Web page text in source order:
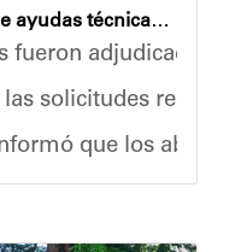
IAMPAM realizó entrega de ayudas técnicas y medicamentos a adultos mayores
fueron adjudicadas
solicitudes
que los
beneficiada de